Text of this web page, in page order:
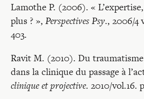
Lamothe P. (2006). «
plus ? »,Perspectives Psy., 2006/4
403.
Ravit M. (2010). Du
dans la clinique du passage à
clinique et projective. 2010/vol.16.